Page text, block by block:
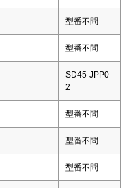
型番不問
型番不問
SD45-JPP0
2
型番不問
型番不問
型番不問